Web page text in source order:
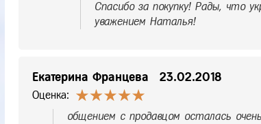
Спасибо за покупку! Рады, что
уважением Наталья!
Екатерина Францева 23.02.2018
Оценка:
общением с продавцом осталась